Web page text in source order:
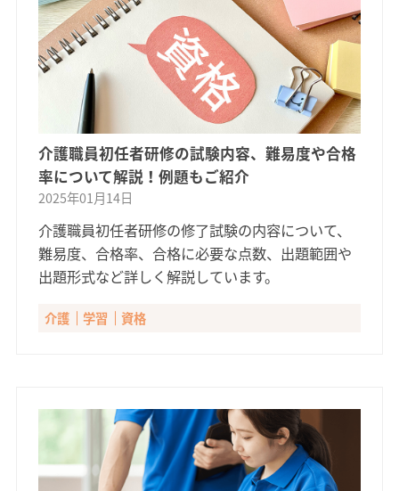
介護職員初任者研修の試験内容、難易度や合格
率について解説！例題もご紹介
2025年01月14日
介護職員初任者研修の修了試験の内容について、
難易度、合格率、合格に必要な点数、出題範囲や
出題形式など詳しく解説しています。
介護 学習 資格